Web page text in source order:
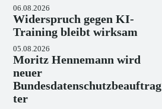
06.08.2026
Widerspruch gegen KI-
Training bleibt wirksam
05.08.2026
Moritz Hennemann wird
neuer
Bundesdatenschutzbeauftrag
ter